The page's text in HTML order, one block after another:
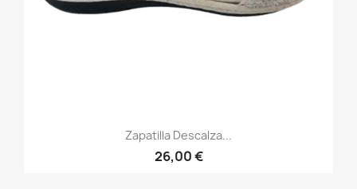
Zapatilla Descalza...
26,00 €